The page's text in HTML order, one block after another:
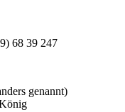
68 39 247
genannt)